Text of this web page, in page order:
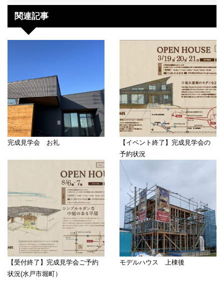
関連記事
完成見学会 お礼
【イベント終了】完成見学会の
予約状況
【受付終了】完成見学会ご予約
状況(水戸市堀町）
モデルハウス 上棟後